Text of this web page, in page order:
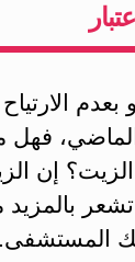
فهل
الزيت؟ إن
بالمزيد
المستشفى.